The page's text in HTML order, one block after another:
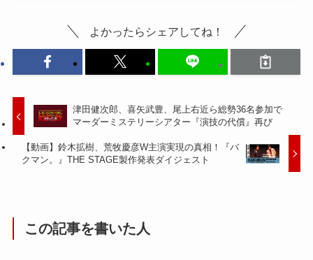
よかったらシェアしてね！
津田健次郎、喜矢武豊、尾上右近ら総勢36名参加で
マーダーミステリーシアター『演技の代償』再び
【動画】鈴木拡樹、荒牧慶彦W主演実現の真相！『バ
クマン。』THE STAGE製作発表ダイジェスト
この記事を書いた人